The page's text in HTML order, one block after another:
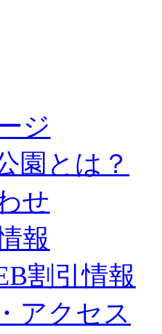
ジ
園とは？
せ
報
割引情報
アクセス